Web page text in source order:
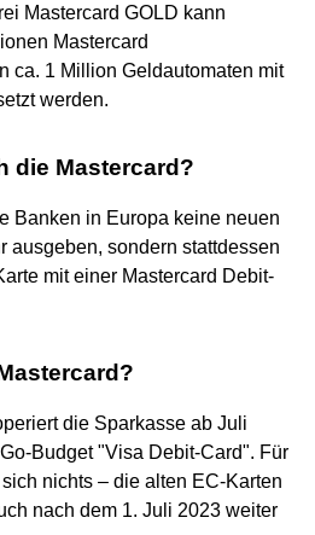
Mastercard GOLD kann
Mastercard
ca. 1 Million Geldautomaten mit
werden.
die Mastercard?
Banken in Europa keine neuen
ausgeben, sondern stattdessen
mit einer Mastercard Debit-
die Sparkasse ab Juli
Budget "Visa Debit-Card". Für
nichts – die alten EC-Karten
nach dem 1. Juli 2023 weiter